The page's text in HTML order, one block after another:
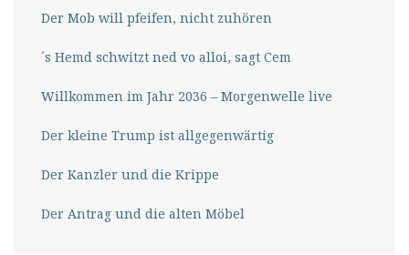
Der Mob will pfeifen, nicht zuhören
´s Hemd schwitzt ned vo alloi, sagt Cem
Willkommen im Jahr 2036 – Morgenwelle live
Der kleine Trump ist allgegenwärtig
Der Kanzler und die Krippe
Der Antrag und die alten Möbel